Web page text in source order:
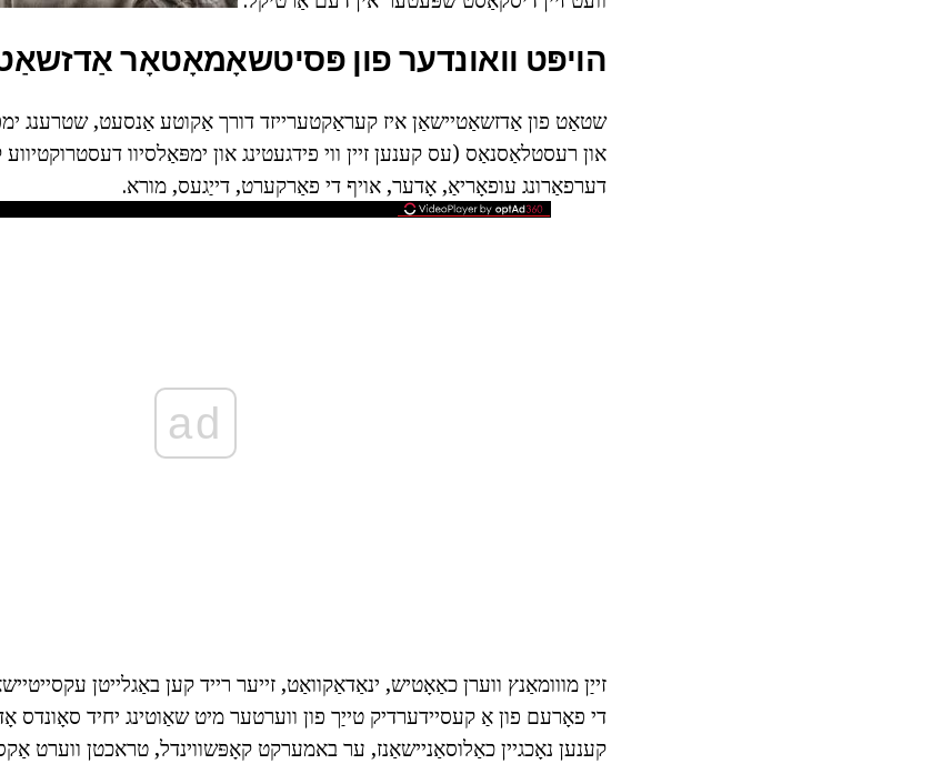
הויפּט וואונדער פון פּסיטשאָמאָטאָר
שטאַט פון אַדזשאַטיישאַן איז קעראַקטערייזד דורך אַקוטע אַנסעט, שטרענג
און רעסטלאַסנאַס (עס קענען זיין ווי פידגעטינג און ימפּאַלסיוו
דערפאַרונג עופאָריאַ, אָדער, אויף די פאַרקערט, דייַגעס, מורא.
ad
זייַן מווומאַנץ ווערן כאַאָטיש, ינאַדאַקוואַט, זייער רייד קען באַגלייטן
די פאָרעם פון אַ קעסיידערדיק טייַך פון ווערטער מיט שאַוטינג יחיד
קענען נאָכגיין כאַלוסאַניישאַנז, ער באמערקט קאָפּשווינדל, טראכטן ווערט